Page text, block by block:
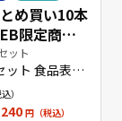
め買い10本
限定商
ット
ット 食品表示